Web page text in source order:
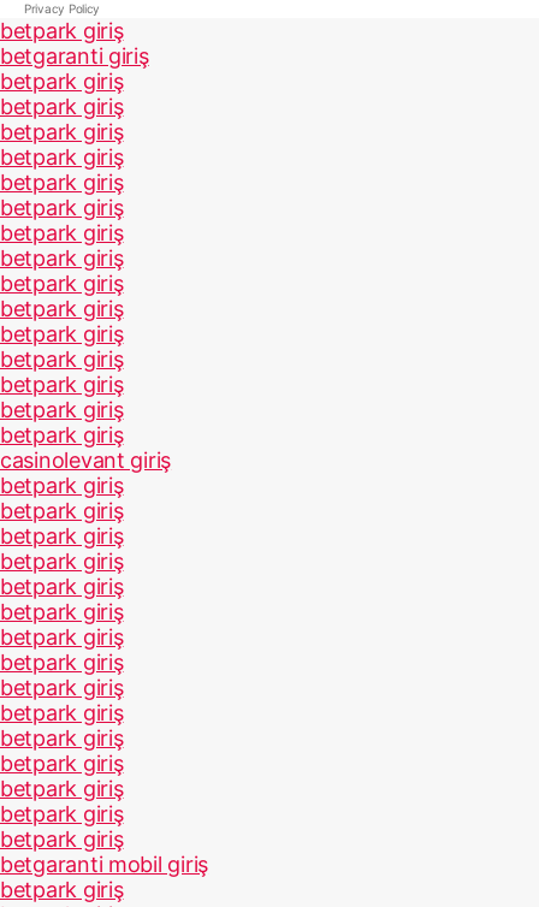
Privacy Policy
betpark giriş
betgaranti giriş
betpark giriş
betpark giriş
betpark giriş
betpark giriş
betpark giriş
betpark giriş
betpark giriş
betpark giriş
betpark giriş
betpark giriş
betpark giriş
betpark giriş
betpark giriş
betpark giriş
betpark giriş
casinolevant giriş
betpark giriş
betpark giriş
betpark giriş
betpark giriş
betpark giriş
betpark giriş
betpark giriş
betpark giriş
betpark giriş
betpark giriş
betpark giriş
betpark giriş
betpark giriş
betpark giriş
betpark giriş
betgaranti mobil giriş
betpark giriş